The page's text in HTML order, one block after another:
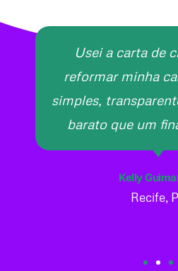
Usei a carta de
reformar minha
simples,
barato que um
Kelly
Recife,